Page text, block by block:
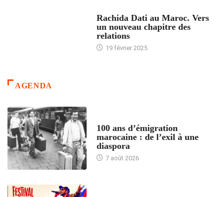
Rachida Dati au Maroc. Vers
un nouveau chapitre des
relations
19 février 2025
AGENDA
100 ans d’émigration
marocaine : de l’exil à une
diaspora
7 août 2026